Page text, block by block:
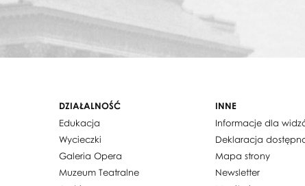
DZIAŁALNOŚĆ
Edukacja
Wycieczki
Galeria Opera
Muzeum Teatralne
INNE
Informacje dla
Deklaracja
Mapa strony
Newsletter